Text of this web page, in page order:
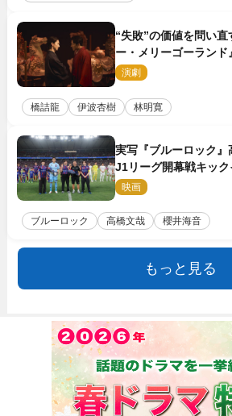
“失敗”の価値を問い
ー・メリーゴーランド
演劇
橋詰龍 伊波杏樹 林明寛
実写『ブルーロック』
J1リーグ開幕戦キッ
＆喜びの声到着
映画
ブルーロック 高橋文哉 櫻井海音
もっと見る